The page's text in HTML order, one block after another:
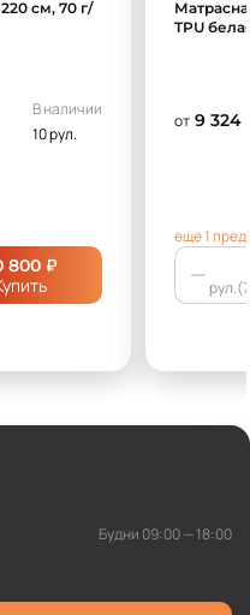
см, 70 г/
В наличии
10 рул.
800 ₽
TPU
от 9 324
еще 1
Будни 09:00 — 18:00